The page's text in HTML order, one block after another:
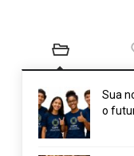
Sua
o